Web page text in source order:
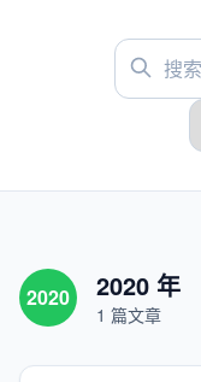
2020 2020 年
1 篇文章